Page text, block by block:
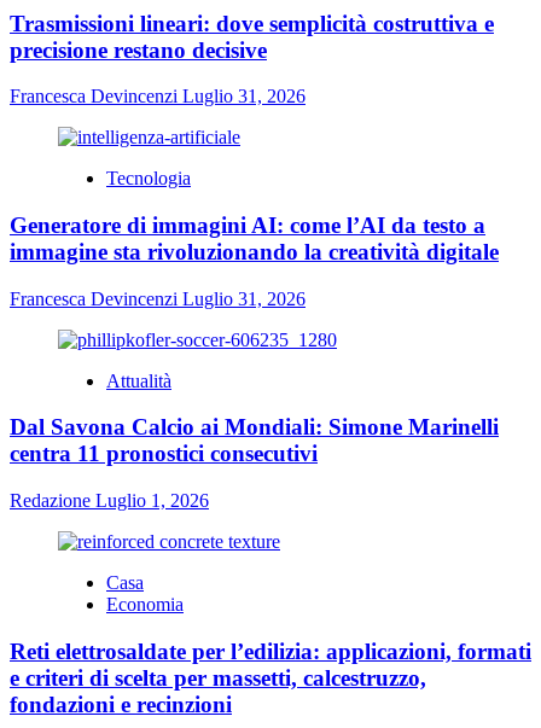
Trasmissioni lineari: dove semplicità costruttiva e
precisione restano decisive
Francesca Devincenzi Luglio 31, 2026
Tecnologia
Generatore di immagini AI: come l’AI da testo a
immagine sta rivoluzionando la creatività digitale
Francesca Devincenzi Luglio 31, 2026
Attualità
Dal Savona Calcio ai Mondiali: Simone Marinelli
centra 11 pronostici consecutivi
Redazione Luglio 1, 2026
Casa
Economia
Reti elettrosaldate per l’edilizia: applicazioni, formati
e criteri di scelta per massetti, calcestruzzo,
fondazioni e recinzioni